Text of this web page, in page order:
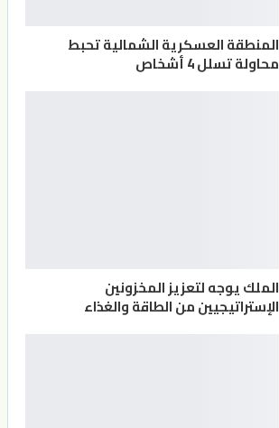
المنطقة العسكرية الشمالية تحبط
محاولة تسلل 4 أشخاص
الملك يوجه لتعزيز المخزونين
الإستراتيجيين من الطاقة والغذاء